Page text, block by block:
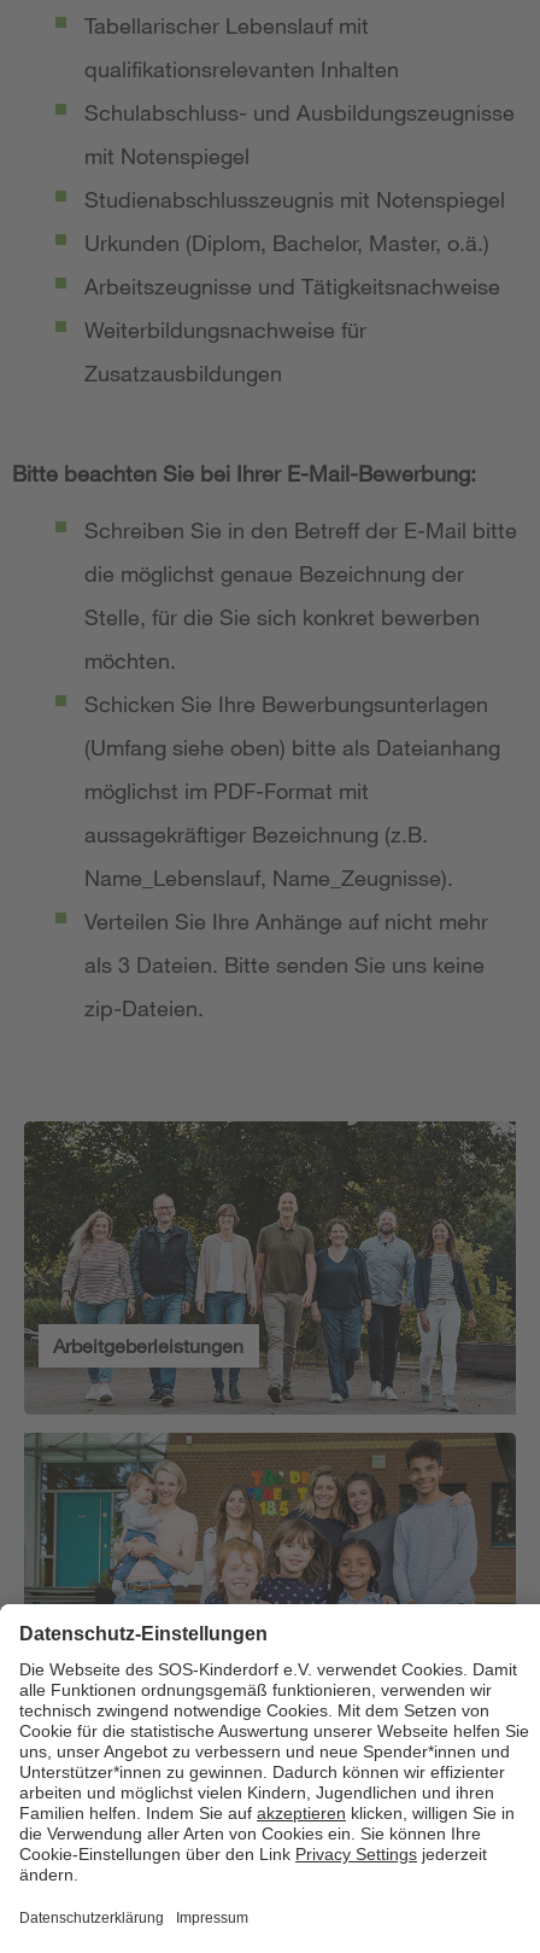
Tabellarischer Lebenslauf mit
qualifikationsrelevanten Inhalten
Schulabschluss- und Ausbildungszeugnisse
mit Notenspiegel
Studienabschlusszeugnis mit Notenspiegel
Urkunden (Diplom, Bachelor, Master, o.ä.)
Arbeitszeugnisse und Tätigkeitsnachweise
Weiterbildungsnachweise für
Zusatzausbildungen
Bitte beachten Sie bei Ihrer E-Mail-Bewerbung:
Schreiben Sie in den Betreff der E-Mail bitte
die möglichst genaue Bezeichnung der
Stelle, für die Sie sich konkret bewerben
möchten.
Schicken Sie Ihre Bewerbungsunterlagen
(Umfang siehe oben) bitte als Dateianhang
möglichst im PDF-Format mit
aussagekräftiger Bezeichnung (z.B.
Name_Lebenslauf, Name_Zeugnisse).
Verteilen Sie Ihre Anhänge auf nicht mehr
als 3 Dateien. Bitte senden Sie uns keine
zip-Dateien.
Arbeitgeberleistungen